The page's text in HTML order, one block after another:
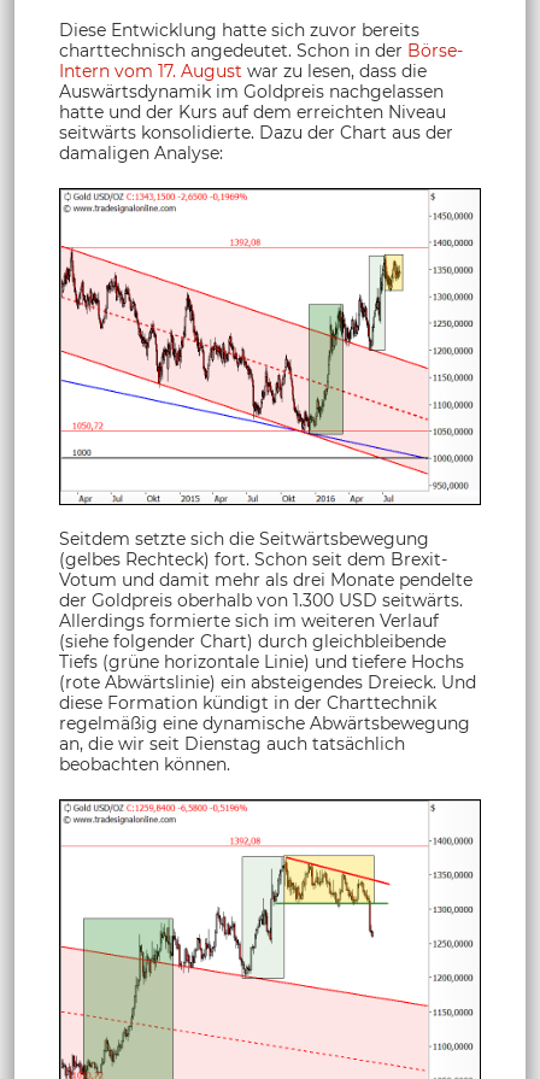
Diese Entwicklung hatte sich zuvor bereits
charttechnisch angedeutet. Schon in der Börse-
Intern vom 17. August war zu lesen, dass die
Auswärtsdynamik im Goldpreis nachgelassen
hatte und der Kurs auf dem erreichten Niveau
seitwärts konsolidierte. Dazu der Chart aus der
damaligen Analyse:
Seitdem setzte sich die Seitwärtsbewegung
(gelbes Rechteck) fort. Schon seit dem Brexit-
Votum und damit mehr als drei Monate pendelte
der Goldpreis oberhalb von 1.300 USD seitwärts.
Allerdings formierte sich im weiteren Verlauf
(siehe folgender Chart) durch gleichbleibende
Tiefs (grüne horizontale Linie) und tiefere Hochs
(rote Abwärtslinie) ein absteigendes Dreieck. Und
diese Formation kündigt in der Charttechnik
regelmäßig eine dynamische Abwärtsbewegung
an, die wir seit Dienstag auch tatsächlich
beobachten können.